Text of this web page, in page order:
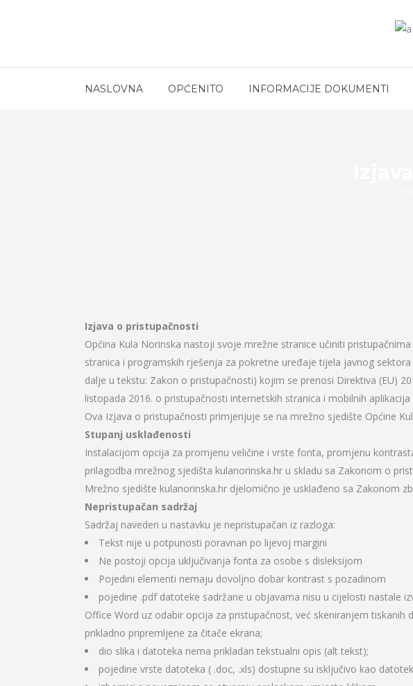
NASLOVNA OPĆENITO INFORMACIJE DOKUMENTI
Izjava o pristupačnosti
Općina Kula Norinska nastoji svoje mrežne stranice učiniti
stranica i programskih rješenja za pokretne uređaje tijela javnog
dalje u tekstu: Zakon o pristupačnosti) kojim se prenosi Direktiva (EU)
listopada 2016. o pristupačnosti internetskih stranica i mobilnih
Ova Izjava o pristupačnosti primjenjuje se na mrežno sjedište Općine
Stupanj usklađenosti
Instalacijom opcija za promjenu veličine i vrste fonta, promjenu
prilagodba mrežnog sjedišta kulanorinska.hr u skladu sa Zakonom o
Mrežno sjedište kulanorinska.hr djelomično je usklađeno sa Zakonom
Nepristupačan sadržaj
Sadržaj naveden u nastavku je nepristupačan iz razloga:
Tekst nije u potpunosti poravnan po lijevoj margini
Ne postoji opcija uključivanja fonta za osobe s disleksijom
Pojedini elementi nemaju dovoljno dobar kontrast s pozadinom
pojedine .pdf datoteke sadržane u objavama nisu u cijelosti nastale
Office Word uz odabir opcija za pristupačnost, već skeniranjem
prikladno pripremljene za čitače ekrana;
dio slika i datoteka nema prikladan tekstualni opis (alt tekst);
pojedine vrste datoteka ( .doc, .xls) dostupne su isključivo kao